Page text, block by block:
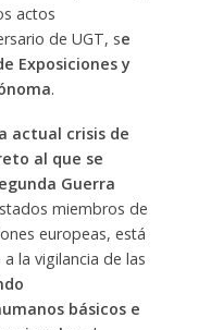
actos
de UGT, se
Exposiciones y
.
actual crisis de
al que se
Guerra
miembros de
europeas, está
la vigilancia de las
básicos e